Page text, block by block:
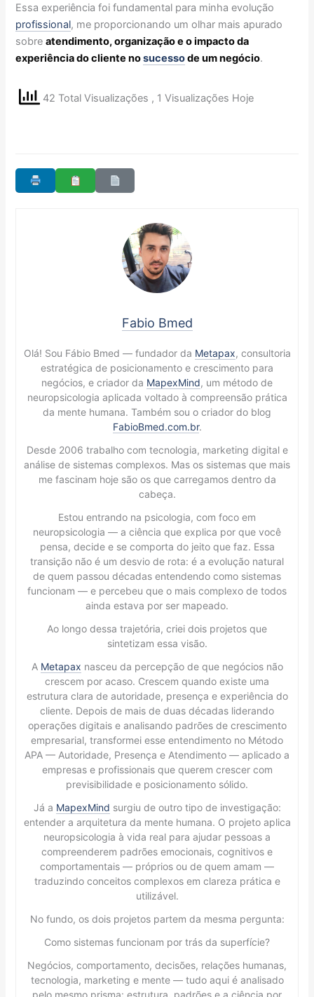
Essa experiência foi fundamental para minha evolução
profissional, me proporcionando um olhar mais apurado
sobreatendimento, organização e o impacto da
experiência do cliente nosucessode um negócio.
42 Total Visualizações , 1 Visualizações Hoje
Fabio Bmed
Olá! Sou Fábio Bmed — fundador da Metapax, consultoria
estratégica de posicionamento e crescimento para
negócios, e criador da MapexMind, um método de
neuropsicologia aplicada voltado à compreensão prática
da mente humana. Também sou o criador do blog
FabioBmed.com.br.
Desde 2006 trabalho com tecnologia, marketing digital e
análise de sistemas complexos. Mas os sistemas que mais
me fascinam hoje são os que carregamos dentro da
cabeça.
Estou entrando na psicologia, com foco em
neuropsicologia — a ciência que explica por que você
pensa, decide e se comporta do jeito que faz. Essa
transição não é um desvio de rota: é a evolução natural
de quem passou décadas entendendo como sistemas
funcionam — e percebeu que o mais complexo de todos
ainda estava por ser mapeado.
Ao longo dessa trajetória, criei dois projetos que
sintetizam essa visão.
A Metapax nasceu da percepção de que negócios não
crescem por acaso. Crescem quando existe uma
estrutura clara de autoridade, presença e experiência do
cliente. Depois de mais de duas décadas liderando
operações digitais e analisando padrões de crescimento
empresarial, transformei esse entendimento no Método
APA — Autoridade, Presença e Atendimento — aplicado a
empresas e profissionais que querem crescer com
previsibilidade e posicionamento sólido.
Já a MapexMind surgiu de outro tipo de investigação:
entender a arquitetura da mente humana. O projeto aplica
neuropsicologia à vida real para ajudar pessoas a
compreenderem padrões emocionais, cognitivos e
comportamentais — próprios ou de quem amam —
traduzindo conceitos complexos em clareza prática e
utilizável.
No fundo, os dois projetos partem da mesma pergunta:
Como sistemas funcionam por trás da superfície?
Negócios, comportamento, decisões, relações humanas,
tecnologia, marketing e mente — tudo aqui é analisado
pelo mesmo prisma: estrutura, padrões e a ciência por